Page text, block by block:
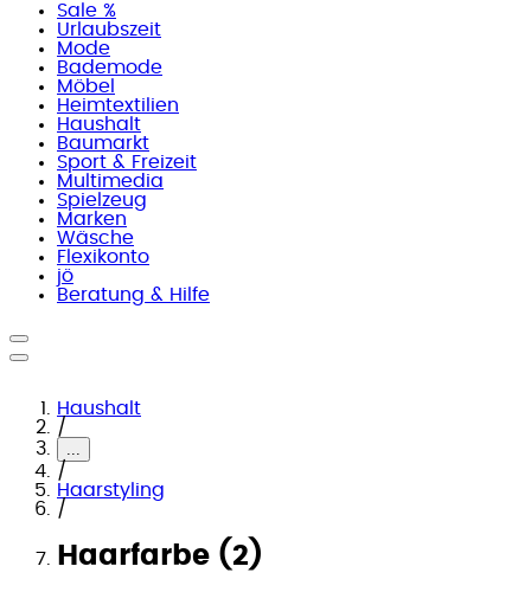
Sale %
Urlaubszeit
Mode
Bademode
Möbel
Heimtextilien
Haushalt
Baumarkt
Sport & Freizeit
Multimedia
Spielzeug
Marken
Wäsche
Flexikonto
jö
Beratung & Hilfe
Haushalt
/
...
/
Haarstyling
/
Haarfarbe (2)